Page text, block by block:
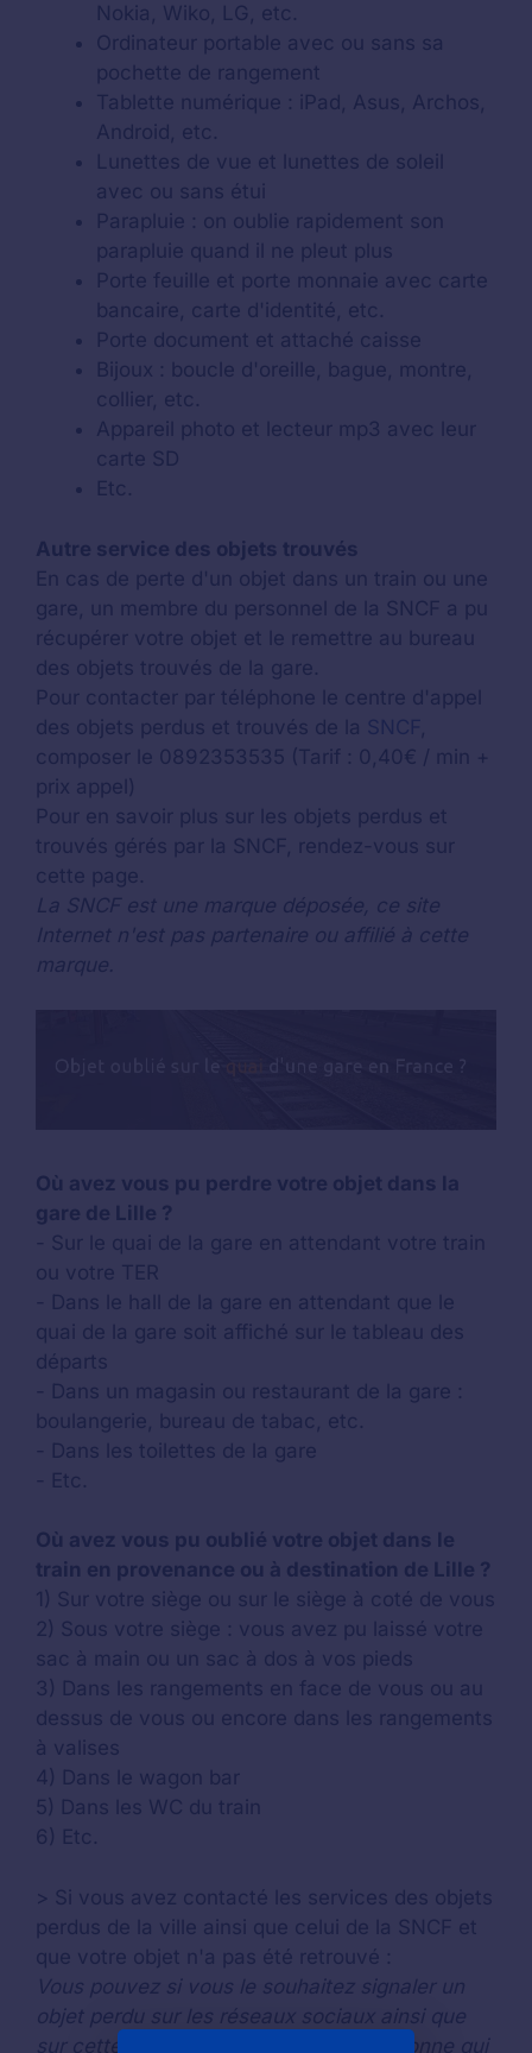
Nokia, Wiko, LG, etc.
Ordinateur portable avec ou sans sa
pochette de rangement
Tablette numérique : iPad, Asus, Archos,
Android, etc.
Lunettes de vue et lunettes de soleil
avec ou sans étui
Parapluie : on oublie rapidement son
parapluie quand il ne pleut plus
Porte feuille et porte monnaie avec carte
bancaire, carte d'identité, etc.
Porte document et attaché caisse
Bijoux : boucle d'oreille, bague, montre,
collier, etc.
Appareil photo et lecteur mp3 avec leur
carte SD
Etc.
Autre service des objets trouvés
En cas de perte d'un objet dans un train ou une
gare, un membre du personnel de la SNCF a pu
récupérer votre objet et le remettre au bureau
des objets trouvés de la gare.
Pour contacter par téléphone le centre d'appel
des objets perdus et trouvés de la SNCF
composer le 0892353535 (Tarif : 0,40€ / min +
prix appel)
Pour en savoir plus sur les objets perdus et
trouvés gérés par la SNCF, rendez-vous sur
cette page.
La SNCF est une marque déposée, ce site
Internet n'est pas partenaire ou affilié à cette
marque.
Où avez vous pu perdre votre objet dans la
gare de Lille ?
- Sur le quai de la gare en attendant votre train
ou votre TER
- Dans le hall de la gare en attendant que le
quai de la gare soit affiché sur le tableau des
départs
- Dans un magasin ou restaurant de la gare :
boulangerie, bureau de tabac, etc.
- Dans les toilettes de la gare
- Etc.
Où avez vous pu oublié votre objet dans le
train en provenance ou à destination de Lille ?
1) Sur votre siège ou sur le siège à coté de vous
2) Sous votre siège : vous avez pu laissé votre
sac à main ou un sac à dos à vos pieds
3) Dans les rangements en face de vous ou au
dessus de vous ou encore dans les rangements
à valises
4) Dans le wagon bar
5) Dans les WC du train
6) Etc.
> Si vous avez contacté les services des objets
perdus de la ville ainsi que celui de la SNCF et
que votre objet n'a pas été retrouvé :
Vous pouvez si vous le souhaitez signaler un
objet perdu sur les réseaux sociaux ainsi que
sur cette page en espérant que la personne qui